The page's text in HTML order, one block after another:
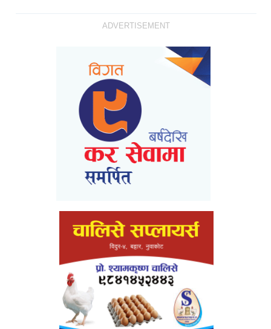
ADVERTISEMENT